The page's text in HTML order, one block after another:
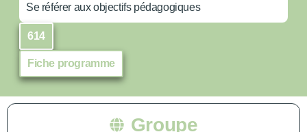
Se référer aux objectifs pédagogiques
614
Fiche programme
Groupe